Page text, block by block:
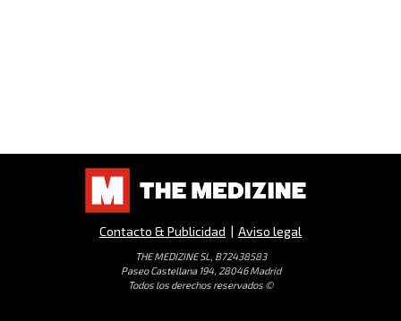
Contacto & Publicidad | Aviso legal
THE MEDIZINE SL, B72438583
Paseo Castellana 194, 28046 Madrid
Todos los derechos reservados ©